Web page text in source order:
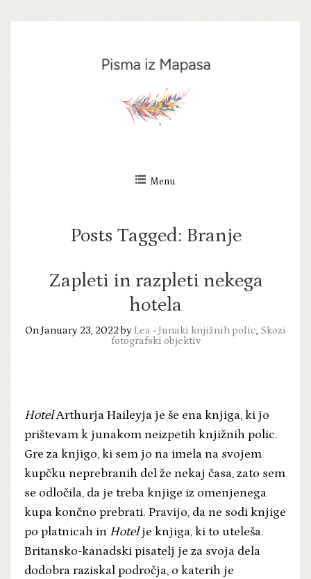
Menu
Posts Tagged: Branje
Zapleti in razpleti nekega
hotela
On January 23, 2022 by Lea - Junaki knjižnih polic, Skozi
fotografski objektiv
HotelArthurja Haileyja je še ena knjiga, ki jo
prištevam k junakom neizpetih knjižnih polic.
Gre za knjigo, ki sem jo na imela na svojem
kupčku neprebranih del že nekaj časa, zato sem
se odločila, da je treba knjige iz omenjenega
kupa končno prebrati. Pravijo, da ne sodi knjige
po platnicah in Hotelje knjiga, ki to uteleša.
Britansko-kanadski pisatelj je za svoja dela
dodobra raziskal področja, o katerih je